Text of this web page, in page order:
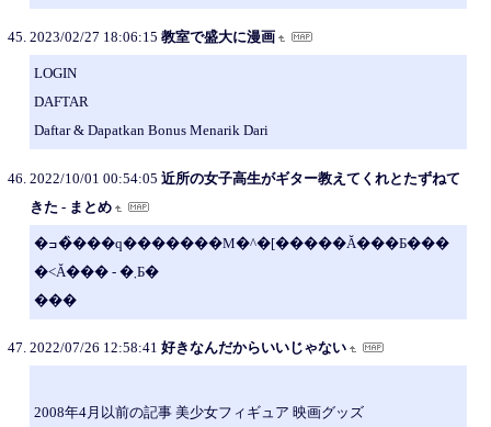
2023/02/27 18:06:15 教室で盛大に漫画
LOGIN
DAFTAR
Daftar & Dapatkan Bonus Menarik Dari
2022/10/01 00:54:05 近所の女子高生がギター教えてくれとたずねて
きた - まとめ
�ߏ��̏��q�������M�^�[�����Ă���Ƃ���
�˂Ă��� - �܂Ƃ�
���
2022/07/26 12:58:41 好きなんだからいいじゃない
2008年4月以前の記事 美少女フィギュア 映画グッズ